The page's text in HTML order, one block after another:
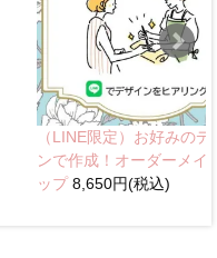
（LINE限定）お好みのデ
ンで作成！オーダーメイ
ップ8,650円(税込)